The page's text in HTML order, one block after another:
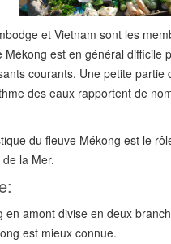
et Vietnam sont les
est en général
courants. Une petite
des eaux rapportent de
du fleuve Mékong est le
la Mer.
amont divise en deux
est mieux connue.